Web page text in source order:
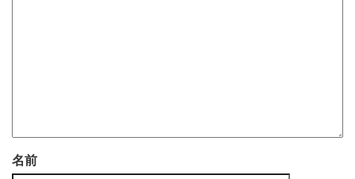
名前